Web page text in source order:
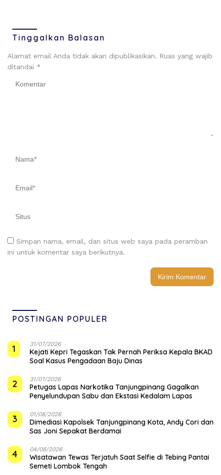
Tinggalkan Balasan
Alamat email Anda tidak akan dipublikasikan. Ruas yang wajib
ditandai *
Simpan nama, email, dan situs web saya pada peramban
ini untuk komentar saya berikutnya.
POSTINGAN POPULER
1 31/07/2026
Kejati Kepri Tegaskan Tak Pernah Periksa Kepala BKAD
Soal Kasus Pengadaan Baju Dinas
2 31/07/2026
Petugas Lapas Narkotika Tanjungpinang Gagalkan
Penyelundupan Sabu dan Ekstasi Kedalam Lapas
3 01/08/2026
Dimediasi Kapolsek Tanjungpinang Kota, Andy Cori dan
Sas Joni Sepakat Berdamai
4 04/08/2026
Wisatawan Tewas Terjatuh Saat Selfie di Tebing Pantai
Semeti Lombok Tengah